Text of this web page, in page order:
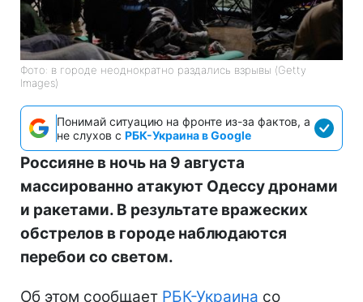
Фото: в городе неоднократно раздались взрывы (Getty
Images)
Понимай ситуацию на фронте из-за фактов, а
не слухов с РБК-Украина в Google
Россияне в ночь на 9 августа
массированно атакуют Одессу дронами
и ракетами. В результате вражеских
обстрелов в городе наблюдаются
перебои со светом.
Об этом сообщает РБК-Украина со